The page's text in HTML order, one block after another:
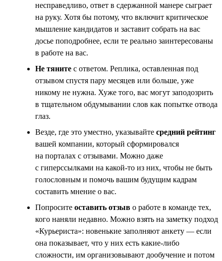
несправедливо, ответ в сдержанной манере сыграет
на руку. Хотя бы потому, что включит критическое
мышление кандидатов и заставит собрать на вас
досье поподробнее, если те реально заинтересованы
в работе на вас.
Не тяните с ответом. Реплика, оставленная под
отзывом спустя пару месяцев или больше, уже
никому не нужна. Хуже того, вас могут заподозрить
в тщательном обдумывании слов как попытке отвода
глаз.
Везде, где это уместно, указывайте средний рейтинг
вашей компании, который сформировался
на порталах с отзывами. Можно даже
с гиперссылками на какой-то из них, чтобы не быть
голословным и помочь вашим будущим кадрам
составить мнение о вас.
Попросите оставить отзыв о работе в команде тех,
кого наняли недавно. Можно взять на заметку подход
«Курьериста»: новенькие заполняют анкету — если
она показывает, что у них есть какие-либо
сложности, им организовывают дообучение и потом